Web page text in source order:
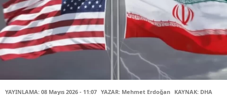
YAYINLAMA: 08 Mayıs 2026 - 11:07 YAZAR: Mehmet Erdoğan KAYNAK: DHA